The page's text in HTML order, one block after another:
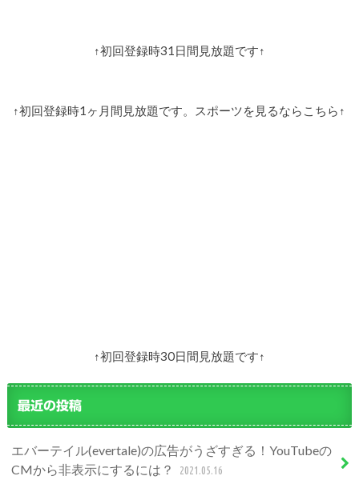
↑初回登録時31日間見放題です↑
↑初回登録時1ヶ月間見放題です。スポーツを見るならこちら↑
↑初回登録時30日間見放題です↑
最近の投稿
エバーテイル(evertale)の広告がうざすぎる！YouTubeの
CMから非表示にするには？
2021.05.16